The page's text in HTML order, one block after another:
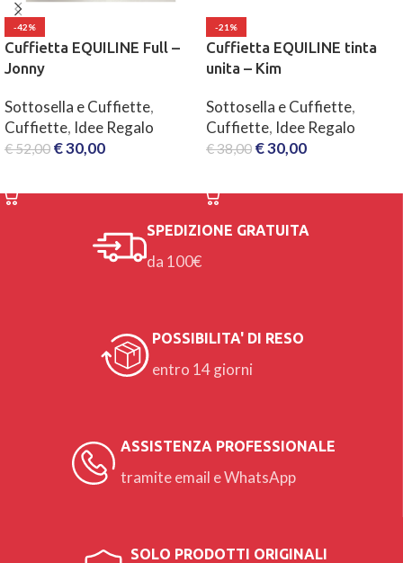
-42%
Cuffietta EQUILINE Full –
Jonny
Sottosella e Cuffiette,
Cuffiette, Idee Regalo
€52,00 €30,00
-21%
Cuffietta EQUILINE tinta
unita – Kim
Sottosella e Cuffiette,
Cuffiette, Idee Regalo
€38,00 €30,00
SPEDIZIONE GRATUITA
da 100€
POSSIBILITA' DI RESO
entro 14 giorni
ASSISTENZA PROFESSIONALE
tramite email e WhatsApp
SOLO PRODOTTI ORIGINALI